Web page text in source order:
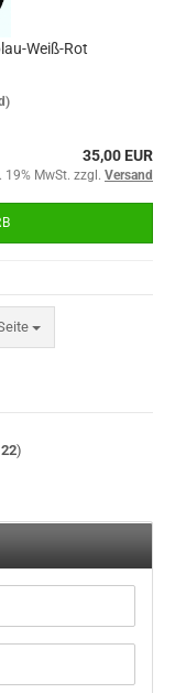
Weiß-Rot
35,00 EUR
19% MwSt. zzgl. Versand
22)